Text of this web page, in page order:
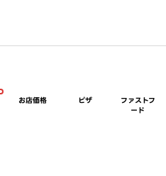
お店価格 ピザ
ファストフ
ード